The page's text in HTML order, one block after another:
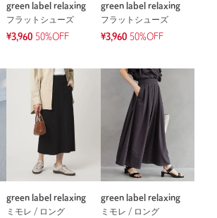
green label relaxing
フラットシューズ
¥3,960 50%OFF
green label relaxing
フラットシューズ
¥3,960 50%OFF
green label relaxing
ミモレ / ロング
green label relaxing
ミモレ / ロング